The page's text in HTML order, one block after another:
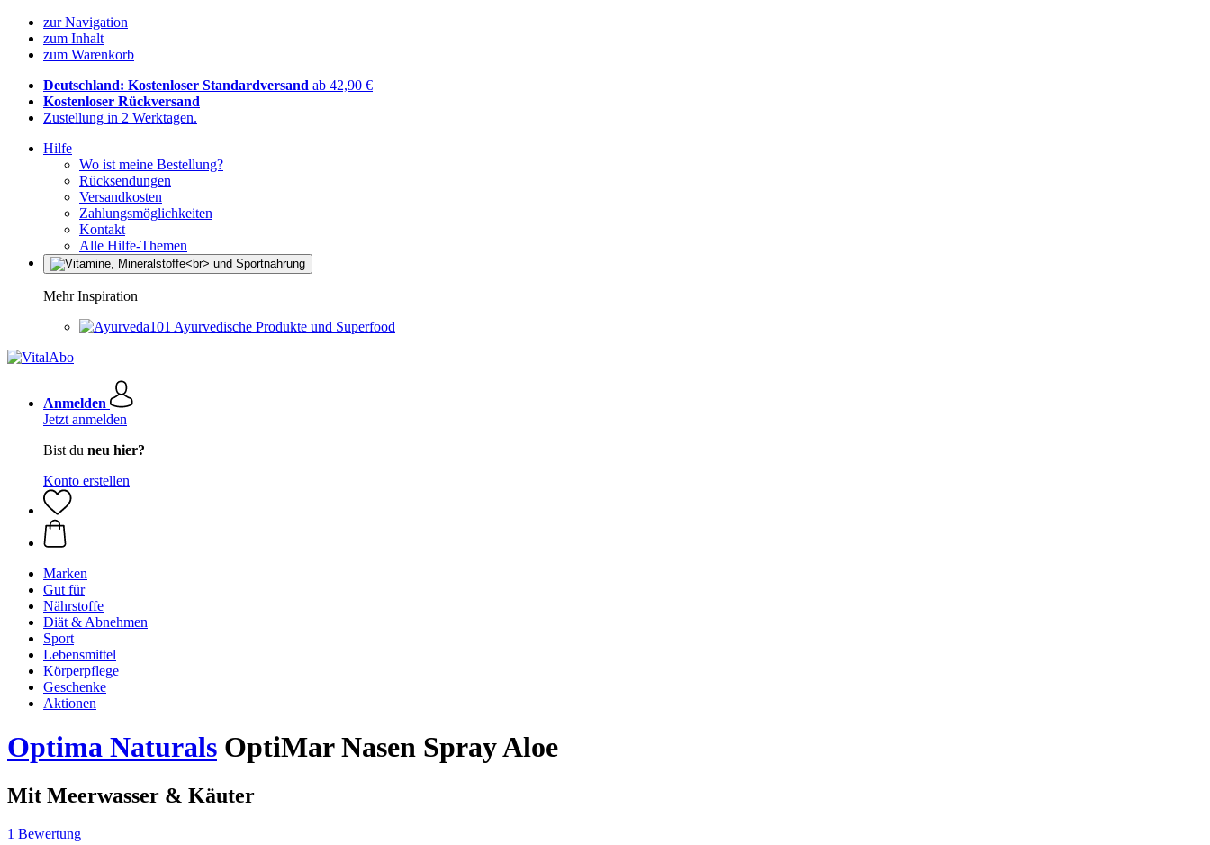
zur Navigation
zum Inhalt
zum Warenkorb
Deutschland: Kostenloser Standardversand ab 42,90 €
Kostenloser Rückversand
Zustellung in 2 Werktagen.
Hilfe
Wo ist meine Bestellung?
Rücksendungen
Versandkosten
Zahlungsmöglichkeiten
Kontakt
Alle Hilfe-Themen
Mehr Inspiration
Ayurvedische Produkte und Superfood
Anmelden
Jetzt anmelden
Bist du neu hier?
Konto erstellen
Marken
Gut für
Nährstoffe
Diät & Abnehmen
Sport
Lebensmittel
Körperpflege
Geschenke
Aktionen
Optima Naturals OptiMar Nasen Spray Aloe
Mit Meerwasser & Käuter
1 Bewertung